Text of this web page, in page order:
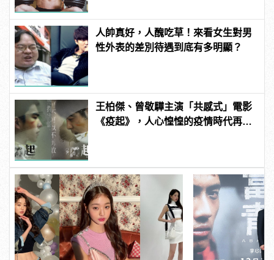
人帥真好，人醜吃草！來看女生對男
性外表的差別待遇到底有多明顯？
王柏傑、曾敬驊主演「共感式」電影
《疫起》，人心惶惶的疫情時代再度